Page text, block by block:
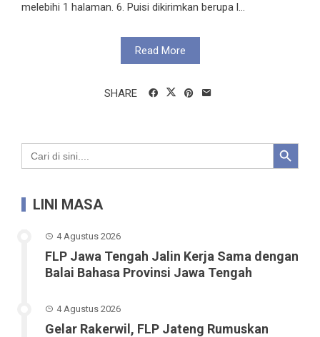
melebihi 1 halaman. 6. Puisi dikirimkan berupa l...
Read More
SHARE
Search
for:
Search Button
LINI MASA
4 Agustus 2026
FLP Jawa Tengah Jalin Kerja Sama dengan
Balai Bahasa Provinsi Jawa Tengah
4 Agustus 2026
Gelar Rakerwil, FLP Jateng Rumuskan